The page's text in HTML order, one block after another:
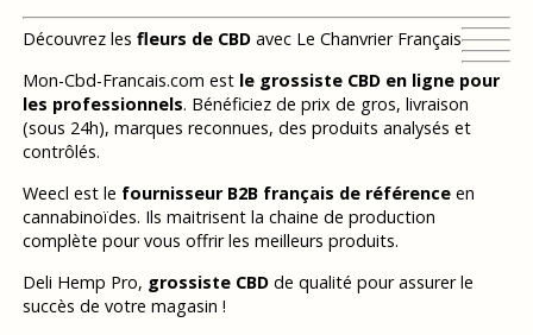
Découvrez les fleurs de CBDavec Le Chanvrier Français
Mon-Cbd-Francais.com est le grossiste CBD en ligne pour
les professionnels. Bénéficiez de prix de gros, livraison
(sous 24h), marques reconnues, des produits analysés et
contrôlés.
Weecl est le fournisseur B2B français de référenceen
cannabinoïdes. Ils maitrisent la chaine de production
complète pour vous offrir les meilleurs produits.
Deli Hemp Pro, grossiste CBDde qualité pour assurer le
succès de votre magasin !